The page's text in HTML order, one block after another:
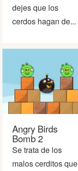
dejes que los
cerdos hagan de...
Angry Birds
Bomb 2
Se trata de los
malos cerditos que